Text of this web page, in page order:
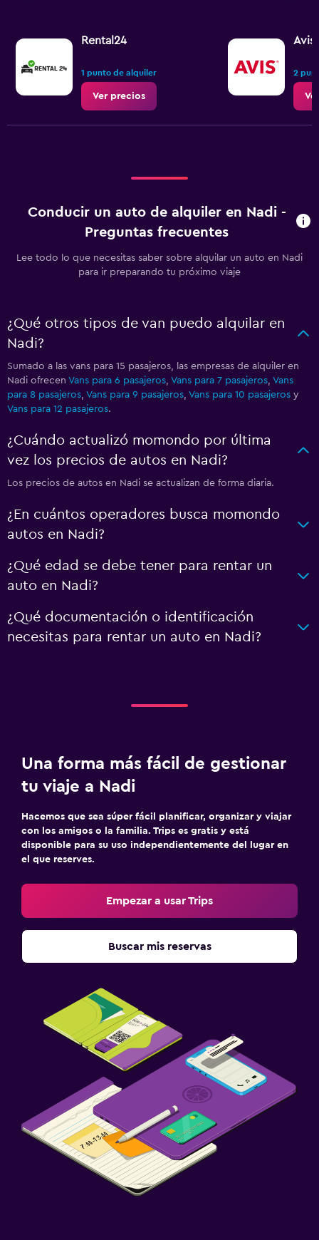
Rental24
1 punto de alquiler
Ver precios
Avis
2
Conducir un auto de alquiler en Nadi -
Preguntas frecuentes
Lee todo lo que necesitas saber sobre alquilar un auto en Nadi
para ir preparando tu próximo viaje
¿Qué otros tipos de van puedo alquilar en
Nadi?
Sumado a las vans para 15 pasajeros, las empresas de alquiler en
Nadi ofrecen Vans para 6 pasajeros, Vans para 7 pasajeros, Vans
para 8 pasajeros, Vans para 9 pasajeros, Vans para 10 pasajeros y
Vans para 12 pasajeros.
¿Cuándo actualizó momondo por última
vez los precios de autos en Nadi?
Los precios de autos en Nadi se actualizan de forma diaria.
¿En cuántos operadores busca momondo
autos en Nadi?
¿Qué edad se debe tener para rentar un
auto en Nadi?
¿Qué documentación o identificación
necesitas para rentar un auto en Nadi?
Una forma más fácil de gestionar
tu viaje a Nadi
Hacemos que sea súper fácil planificar, organizar y viajar
con los amigos o la familia. Trips es gratis y está
disponible para su uso independientemente del lugar en
el que reserves.
Empezar a usar Trips
Buscar mis reservas